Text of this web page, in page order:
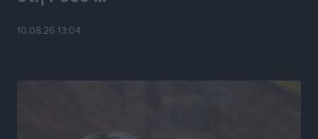
10.08.26 13:04